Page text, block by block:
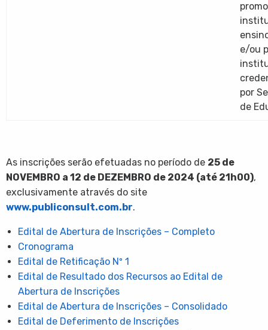
e/ou
por
de
As inscrições serão efetuadas no período de 25 de
NOVEMBRO a 12 de DEZEMBRO de 2024 (até 21h00),
exclusivamente através do site
www.publiconsult.com.br.
Edital de Abertura de Inscrições – Completo
Cronograma
Edital de Retificação Nº 1
Edital de Resultado dos Recursos ao Edital de
Abertura de Inscrições
Edital de Abertura de Inscrições – Consolidado
Edital de Deferimento de Inscrições